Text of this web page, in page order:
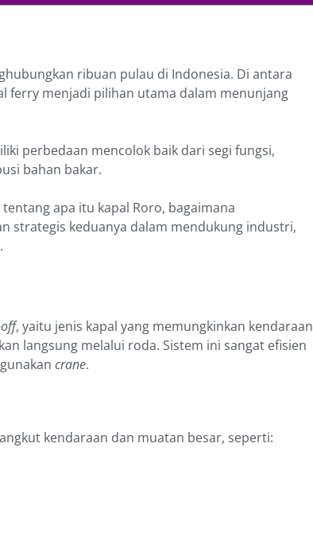
ribuan pulau di Indonesia. Di antara
ferry menjadi pilihan utama dalam menunjang
perbedaan mencolok baik dari segi fungsi,
bahan bakar.
apa itu kapal Roro, bagaimana
strategis keduanya dalam mendukung industri,
, yaitu jenis kapal yang memungkinkan kendaraan
langsung melalui roda. Sistem ini sangat efisien
crane.
kendaraan dan muatan besar, seperti: